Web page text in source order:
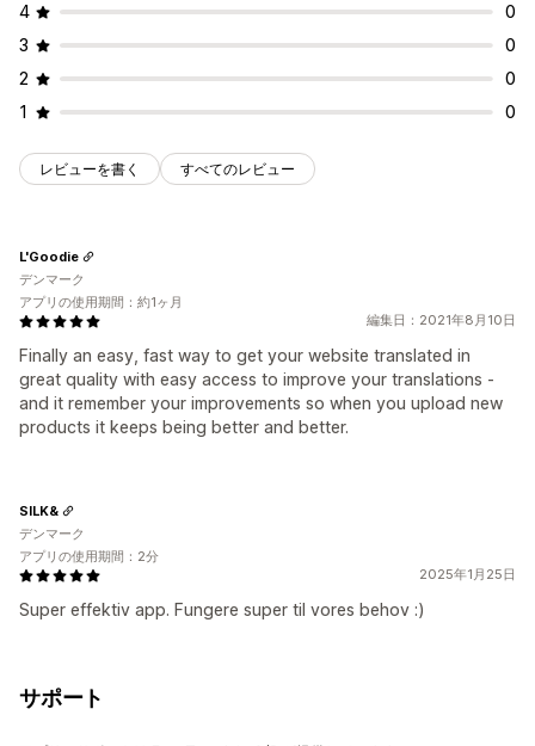
4
0
3
0
2
0
1
0
レビューを書く すべてのレビュー
編集日：2021年8月10日
Finally an easy, fast way to get your website translated in
great quality with easy access to improve your translations -
and it remember your improvements so when you upload new
products it keeps being better and better.
L'Goodie
デンマーク
アプリの使用期間：約1ヶ月
2025年1月25日
Super effektiv app. Fungere super til vores behov :)
SILK&
デンマーク
アプリの使用期間：2分
サポート